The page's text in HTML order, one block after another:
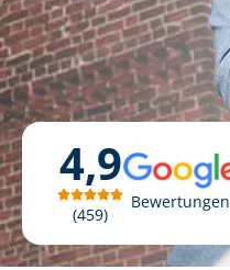
4,9
459
Bewertungen